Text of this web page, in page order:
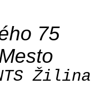
75
Žilina